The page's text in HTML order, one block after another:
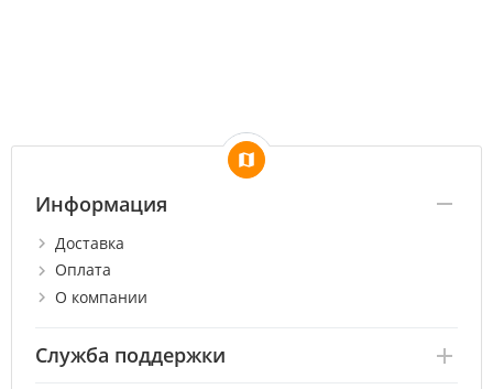
Информация
Доставка
Оплата
О компании
Служба поддержки